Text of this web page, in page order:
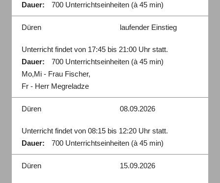
Dauer:
700 Unterrichtseinheiten (à 45 min)
Düren laufender Einstieg
Unterricht findet von 17:45 bis 21:00 Uhr statt.
Dauer:
700 Unterrichtseinheiten (à 45 min)
Mo,Mi - Frau Fischer,
Fr - Herr Megreladze
Düren 08.09.2026
Unterricht findet von 08:15 bis 12:20 Uhr statt.
Dauer:
700 Unterrichtseinheiten (à 45 min)
Düren 15.09.2026